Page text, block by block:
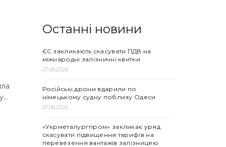
Останні новини
ЄС закликають скасувати ПДВ на
міжнародні залізничні квитки
07.08.2026
Російські дрони вдарили по
німецькому судну поблизу Одеси
07.08.2026
«Укрметалургпром» закликає уряд
скасувати підвищення тарифів на
перевезення вантажів залізницею